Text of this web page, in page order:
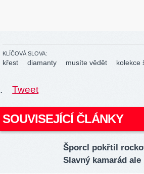
KLÍČOVÁ SLOVA:
křest diamanty musíte vědět kolekce
. Tweet
SOUVISEJÍCÍ ČLÁNKY
Šporcl pokřtil
Slavný kamarád